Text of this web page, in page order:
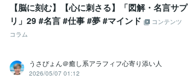
【脳に刻む】【心に刺さる】「図解・名言サプ
リ」29 #名言 #仕事 #夢 #マインド
コンテンツ
コラム
うさぴょん＠癒し系アラフィフ心寄り添い人
2026/05/07 01:12